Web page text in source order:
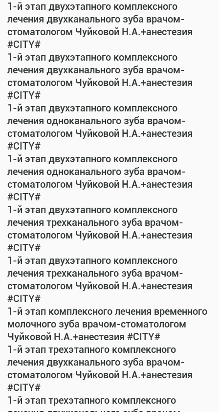
1-й этап двухэтапного комплексного
лечения двухканального зуба врачом-
стоматологом Чуйковой Н.А.+анестезия
#CITY#
1-й этап двухэтапного комплексного
лечения двухканального зуба врачом-
стоматологом Чуйковой Н.А.+анестезия
#CITY#
1-й этап двухэтапного комплексного
лечения одноканального зуба врачом-
стоматологом Чуйковой Н.А.+анестезия
#CITY#
1-й этап двухэтапного комплексного
лечения одноканального зуба врачом-
стоматологом Чуйковой Н.А.+анестезия
#CITY#
1-й этап двухэтапного комплексного
лечения трехканального зуба врачом-
стоматологом Чуйковой Н.А.+анестезия
#CITY#
1-й этап двухэтапного комплексного
лечения трехканального зуба врачом-
стоматологом Чуйковой Н.А.+анестезия
#CITY#
1-й этап комплексного лечения временного
молочного зуба врачом-стоматологом
Чуйковой Н.А.+анестезия #CITY#
1-й этап трехэтапного комплексного
лечения двухканального зуба врачом-
стоматологом Чуйковой Н.А.+анестезия
#CITY#
1-й этап трехэтапного комплексного